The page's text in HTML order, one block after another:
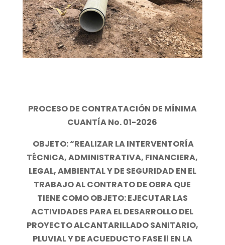
PROCESO DE CONTRATACIÓN DE MÍNIMA
CUANTÍA No. 01-2026
OBJETO: “REALIZAR LA INTERVENTORÍA
TÉCNICA, ADMINISTRATIVA, FINANCIERA,
LEGAL, AMBIENTAL Y DE SEGURIDAD EN EL
TRABAJO AL CONTRATO DE OBRA QUE
TIENE COMO OBJETO: EJECUTAR LAS
ACTIVIDADES PARA EL DESARROLLO DEL
PROYECTO ALCANTARILLADO SANITARIO,
PLUVIAL Y DE ACUEDUCTO FASE ll EN LA